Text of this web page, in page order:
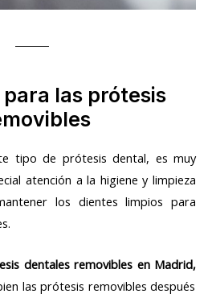
las prótesis
tipo de prótesis dental, es muy
atención a la higiene y limpieza
los dientes limpios para
dentales removibles en Madrid,
las prótesis removibles después